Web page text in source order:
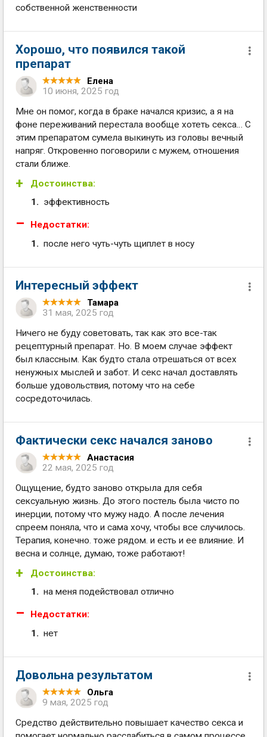
собственной женственности
Хорошо, что появился такой
препарат
Елена
10 июня, 2025 год
Мне он помог, когда в браке начался кризис, а я на
фоне переживаний перестала вообще хотеть секса… С
этим препаратом сумела выкинуть из головы вечный
напряг. Откровенно поговорили с мужем, отношения
стали ближе.
Достоинства:
эффективность
Недостатки:
после него чуть-чуть щиплет в носу
Интересный эффект
Тамара
31 мая, 2025 год
Ничего не буду советовать, так как это все-так
рецептурный препарат. Но. В моем случае эффект
был классным. Как будто стала отрешаться от всех
ненужных мыслей и забот. И секс начал доставлять
больше удовольствия, потому что на себе
сосредоточилась.
Фактически секс начался заново
Анастасия
22 мая, 2025 год
Ощущение, будто заново открыла для себя
сексуальную жизнь. До этого постель была чисто по
инерции, потому что мужу надо. А после лечения
спреем поняла, что и сама хочу, чтобы все случилось.
Терапия, конечно. тоже рядом. и есть и ее влияние. И
весна и солнце, думаю, тоже работают!
Достоинства:
на меня подействовал отлично
Недостатки:
нет
Довольна результатом
Ольга
9 мая, 2025 год
Средство действительно повышает качество секса и